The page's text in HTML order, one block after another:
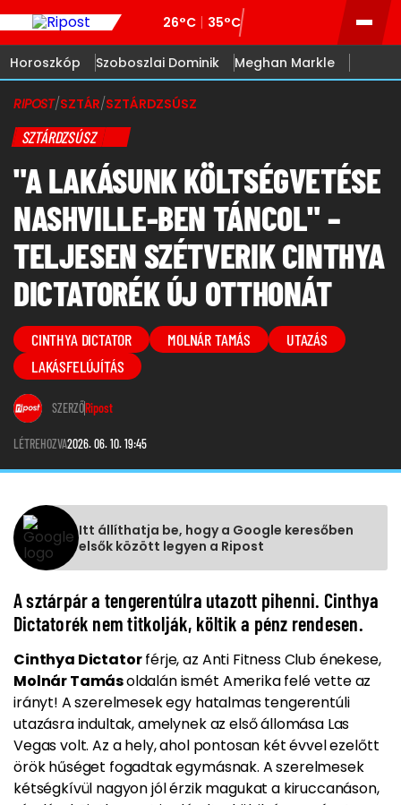
26°C 35°C
Horoszkóp Szoboszlai Dominik Meghan Markle
RIPOST/SZTÁR/SZTÁRDZSÚSZ
SZTÁRDZSÚSZ
"A LAKÁSUNK KÖLTSÉGVETÉSE
NASHVILLE-BEN TÁNCOL" –
TELJESEN SZÉTVERIK CINTHYA
DICTATORÉK ÚJ OTTHONÁT
CINTHYA DICTATOR MOLNÁR TAMÁS
UTAZÁS
LAKÁSFELÚJÍTÁS
SZERZŐRipost
LÉTREHOZVA2026. 06. 10. 19:45
Itt állíthatja be, hogy a Google keresőben
elsők között legyen a Ripost
A sztárpár a tengerentúlra utazott pihenni. Cinthya
Dictatorék nem titkolják, költik a pénz rendesen.
Cinthya Dictatorférje, az Anti Fitness Club énekese,
Molnár Tamásoldalán ismét Amerika felé vette az
irányt! A szerelmesek egy hatalmas tengerentúli
utazásra indultak, amelynek az első állomása Las
Vegas volt. Az a hely, ahol pontosan két évvel ezelőtt
örök hűséget fogadtak egymásnak. A szerelmesek
kétségkívül nagyon jól érzik magukat a kiruccanáson,